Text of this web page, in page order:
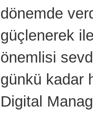
dönemde
güçlenerek
önemlisi
günkü kadar
Digital